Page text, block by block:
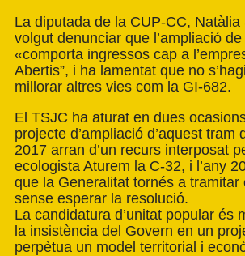
La diputada de la CUP-CC, Natàlia
volgut denunciar que l’ampliació
«comporta ingressos cap a
Abertis”, i ha lamentat que no
millorar altres vies com la GI-682.
El TSJC ha aturat en dues
projecte d’ampliació d’aquest tram
2017 arran d’un recurs interposat
ecologista Aturem la C-32, i l’any
que la Generalitat tornés a tramitar
sense esperar la resolució.
La candidatura d’unitat popular és
la insistència del Govern en un
perpètua un model territorial i